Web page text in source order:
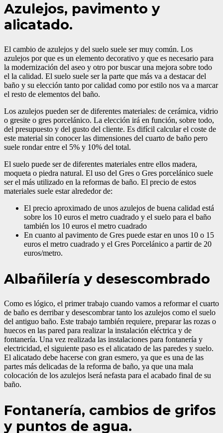
Azulejos, pavimento y
alicatado.
El cambio de azulejos y del suelo suele ser muy común. Los
azulejos por que es un elemento decorativo y que es necesario para
la modernización del aseo y otro por buscar una mejora sobre todo
el la calidad. El suelo suele ser la parte que más va a destacar del
baño y su elección tanto por calidad como por estilo nos va a marcar
el resto de elementos del baño.
Los azulejos pueden ser de diferentes materiales: de cerámica, vidrio
o gresite o gres porcelánico. La elección irá en función, sobre todo,
del presupuesto y del gusto del cliente. Es difícil calcular el coste de
este material sin conocer las dimensiones del cuarto de baño pero
suele rondar entre el 5% y 10% del total.
El suelo puede ser de diferentes materiales entre ellos madera,
moqueta o piedra natural. El uso del Gres o Gres porcelánico suele
ser el más utilizado en la reformas de baño. El precio de estos
materiales suele estar alrededor de:
El precio aproximado de unos azulejos de buena calidad está
sobre los 10 euros el metro cuadrado y el suelo para el baño
también los 10 euros el metro cuadrado
En cuanto al pavimento de Gres puede estar en unos 10 o 15
euros el metro cuadrado y el Gres Porcelánico a partir de 20
euros/metro.
Albañilería y desescombrado
Como es lógico, el primer trabajo cuando vamos a reformar el cuarto
de baño es derribar y desescombrar tanto los azulejos como el suelo
del antiguo baño. Este trabajo también requiere, preparar las rozas o
huecos en las pared para realizar la instalación eléctrica y de
fontanería. Una vez realizada las instalaciones para fontanería y
electricidad, el siguiente paso es el alicatado de las paredes y suelo.
El alicatado debe hacerse con gran esmero, ya que es una de las
partes más delicadas de la reforma de baño, ya que una mala
colocación de los azulejos lserá nefasta para el acabado final de su
baño.
Fontanería, cambios de grifos
y puntos de agua.